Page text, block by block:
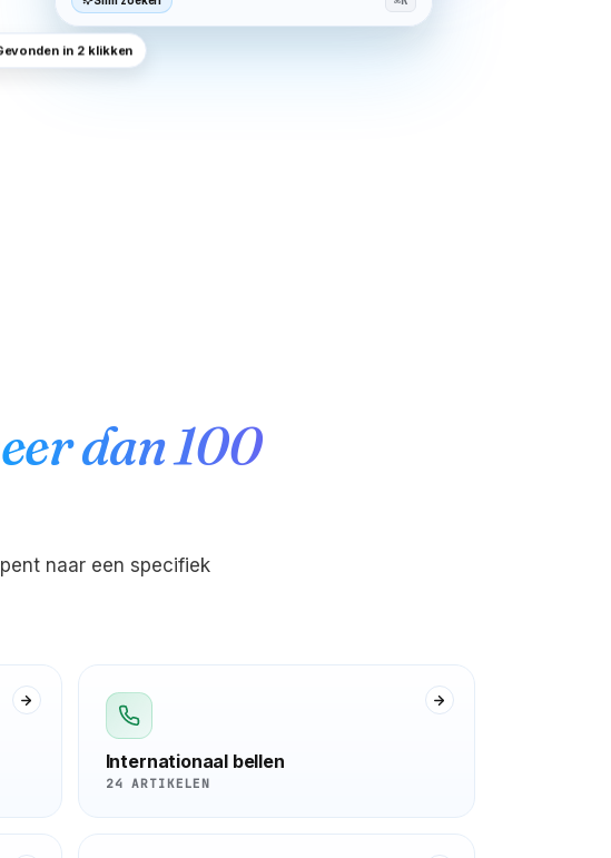
in 2 klikken
dan 100
naar een specifiek
Internationaal bellen
24 ARTIKELEN